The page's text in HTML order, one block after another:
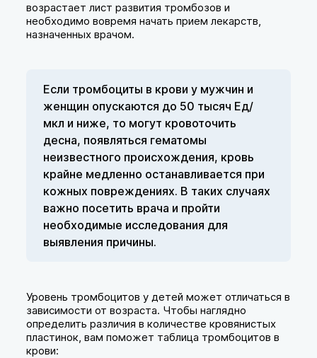
возрастает лист развития тромбозов и
необходимо вовремя начать прием лекарств,
назначенных врачом.
Если тромбоциты в крови у мужчин и
женщин опускаются до 50 тысяч Ед/
мкл и ниже, то могут кровоточить
десна, появляться гематомы
неизвестного происхождения, кровь
крайне медленно останавливается при
кожных повреждениях. В таких случаях
важно посетить врача и пройти
необходимые исследования для
выявления причины.
Уровень тромбоцитов у детей может отличаться в
зависимости от возраста. Чтобы наглядно
определить различия в количестве кровянистых
пластинок, вам поможет таблица тромбоцитов в
крови: